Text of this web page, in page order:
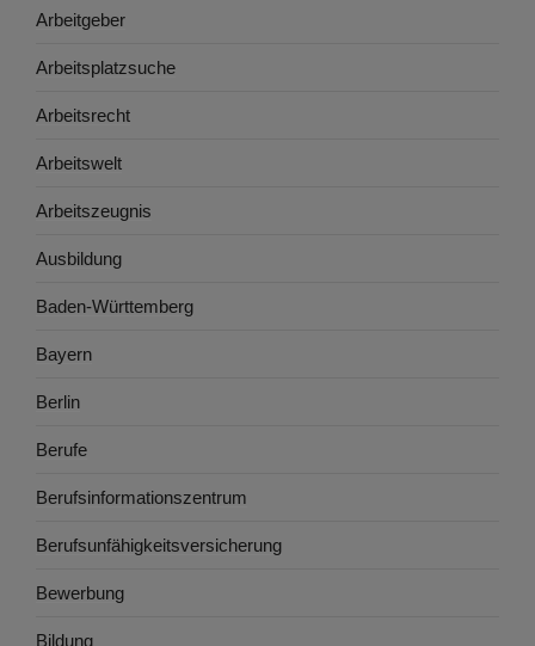
Arbeitgeber
Arbeitsplatzsuche
Arbeitsrecht
Arbeitswelt
Arbeitszeugnis
Ausbildung
Baden-Württemberg
Bayern
Berlin
Berufe
Berufsinformationszentrum
Berufsunfähigkeitsversicherung
Bewerbung
Bildung